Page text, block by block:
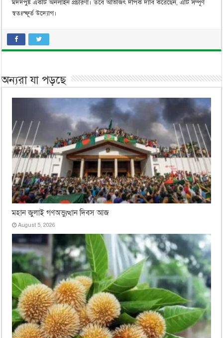
মদদপুষ্ট একটি অনলাইন প্রচারণা। তবে অভিজিৎ দীপক দাবি করেছেন, এটি সম্পূর্ণ
স্বতঃস্ফূর্ত উদ্যোগ।
অন্যরা যা পড়ছে
মহান জুলাই গণঅভ্যুত্থান দিবস আজ
August 5, 2026